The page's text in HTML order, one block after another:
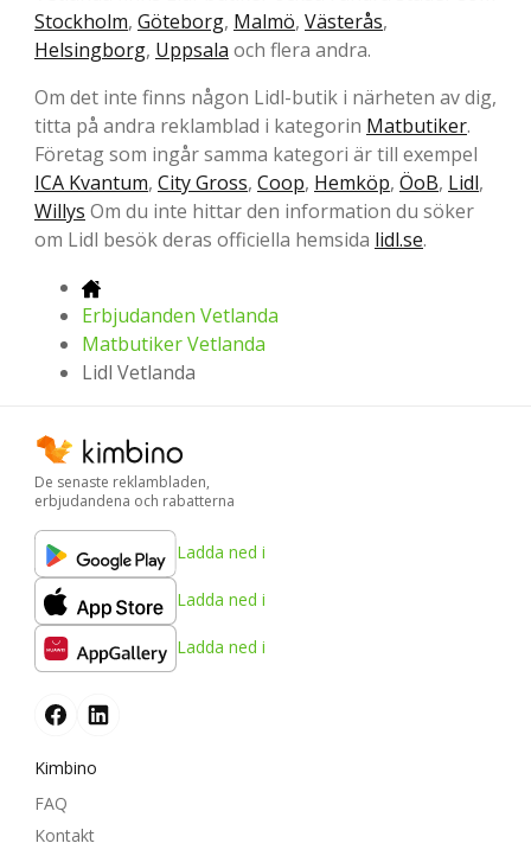
Stockholm, Göteborg, Malmö, Västerås,
Helsingborg, Uppsala och flera andra.
Om det inte finns någon Lidl-butik i närheten av dig,
titta på andra reklamblad i kategorin Matbutiker.
Företag som ingår samma kategori är till exempel
ICA Kvantum, City Gross, Coop, Hemköp, ÖoB, Lidl,
Willys Om du inte hittar den information du söker
om Lidl besök deras officiella hemsida lidl.se.
Erbjudanden Vetlanda
Matbutiker Vetlanda
Lidl Vetlanda
De senaste reklambladen,
erbjudandena och rabatterna
Ladda ned i
Ladda ned i
Ladda ned i
Kimbino
FAQ
Kontakt